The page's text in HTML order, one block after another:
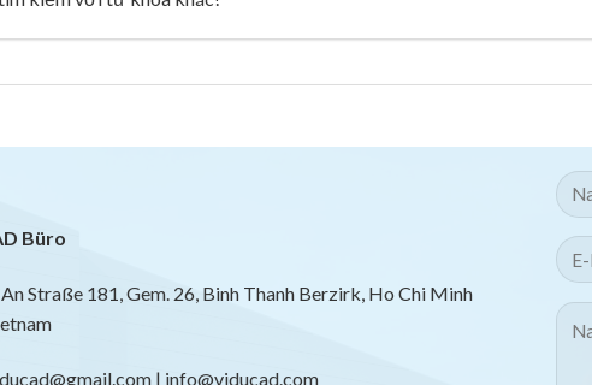
Büro
An Straße 181, Gem. 26, Binh Thanh Berzirk, Ho Chi Minh
| info@viducad.com